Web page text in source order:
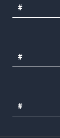
#
#
#